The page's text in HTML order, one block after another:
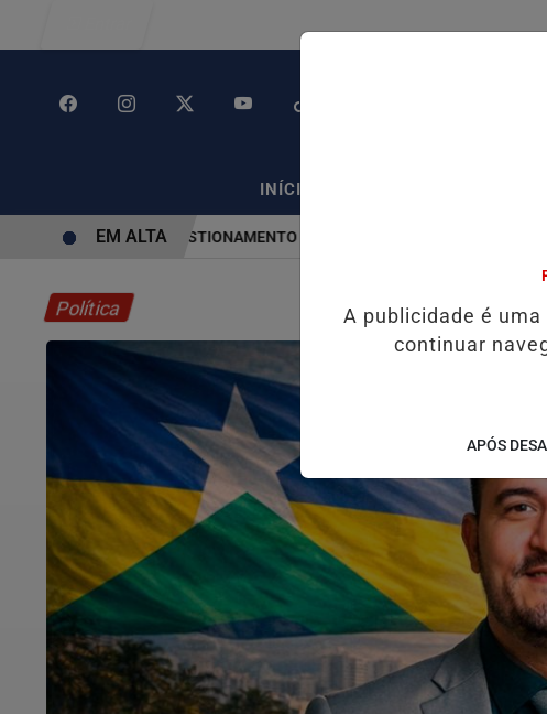
INÍCIO
SP CAUSA CONGESTIONAMENTO DE MAIS DE 2 MIL KM PIX PENSÃO
EM ALTA
Política
A publicidade é
continuar
APÓS